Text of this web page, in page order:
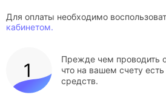
Для оплаты необходимо
кабинетом.
Прежде чем проводить
что на вашем счету
средств.